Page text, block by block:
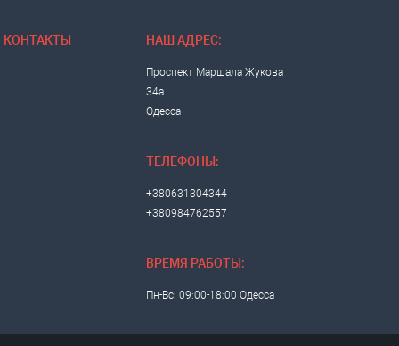
КОНТАКТЫ НАШ АДРЕС:
Проспект Маршала Жукова
34а
Одесса
ТЕЛЕФОНЫ:
+380631304344
+380984762557
ВРЕМЯ РАБОТЫ:
Пн-Вс: 09:00-18:00 Одесса